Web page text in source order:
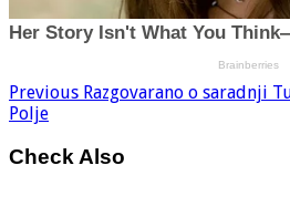
Previous Razgovarano o saradnji
Polje
Check Also